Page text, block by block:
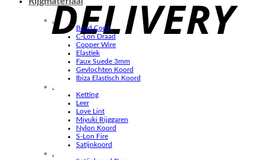
.
Bead Cord
C-Lon Draad
Copper Wire
Elastiek
Faux Suede 3mm
Gevlochten Koord
Ibiza Elastisch Koord
.
Ketting
Leer
Love Lint
Miyuki Rijggaren
Nylon Koord
S-Lon Fire
Satijnkoord
.